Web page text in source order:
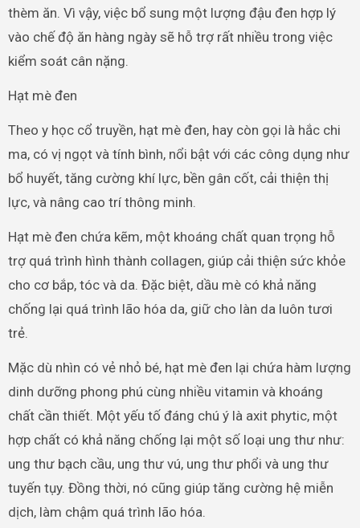
thèm ăn. Vì vậy, việc bổ sung một lượng đậu đen hợp lý
vào chế độ ăn hàng ngày sẽ hỗ trợ rất nhiều trong việc
kiểm soát cân nặng.
Hạt mè đen
Theo y học cổ truyền, hạt mè đen, hay còn gọi là hắc chi
ma, có vị ngọt và tính bình, nổi bật với các công dụng như
bổ huyết, tăng cường khí lực, bền gân cốt, cải thiện thị
lực, và nâng cao trí thông minh.
Hạt mè đen chứa kẽm, một khoáng chất quan trọng hỗ
trợ quá trình hình thành collagen, giúp cải thiện sức khỏe
cho cơ bắp, tóc và da. Đặc biệt, dầu mè có khả năng
chống lại quá trình lão hóa da, giữ cho làn da luôn tươi
trẻ.
Mặc dù nhìn có vẻ nhỏ bé, hạt mè đen lại chứa hàm lượng
dinh dưỡng phong phú cùng nhiều vitamin và khoáng
chất cần thiết. Một yếu tố đáng chú ý là axit phytic, một
hợp chất có khả năng chống lại một số loại ung thư như:
ung thư bạch cầu, ung thư vú, ung thư phổi và ung thư
tuyến tụy. Đồng thời, nó cũng giúp tăng cường hệ miễn
dịch, làm chậm quá trình lão hóa.